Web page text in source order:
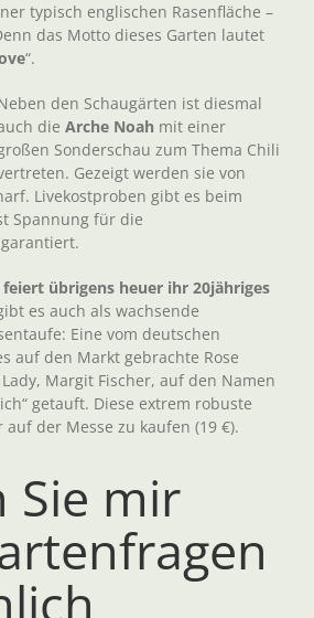
typisch englischen Rasenfläche –
das Motto dieses Garten lautet
“.
den Schaugärten ist diesmal
die Arche Noah mit einer
Sonderschau zum Thema Chili
Gezeigt werden sie von
Livekostproben gibt es beim
Spannung für die
feiert übrigens heuer ihr 20jähriges
es auch als wachsende
Eine vom deutschen
auf den Markt gebrachte Rose
Margit Fischer, auf den Namen
getauft. Diese extrem robuste
der Messe zu kaufen (19 €).
Sie mir